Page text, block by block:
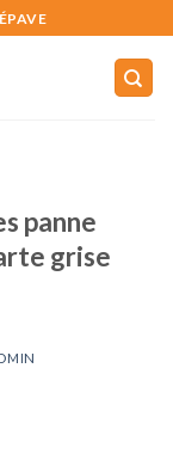
panne
grise